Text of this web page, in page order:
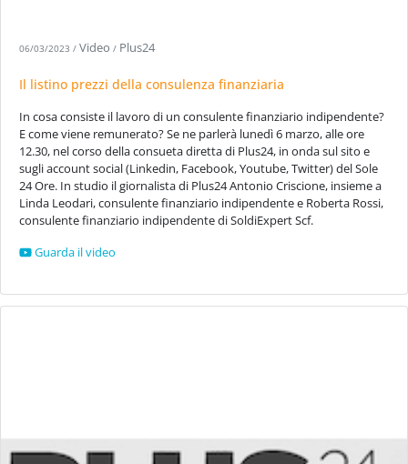
06/03/2023 / Video / Plus24
Il listino prezzi della consulenza finanziaria
In cosa consiste il lavoro di un consulente finanziario indipendente?
E come viene remunerato? Se ne parlerà lunedì 6 marzo, alle ore
12.30, nel corso della consueta diretta di Plus24, in onda sul sito e
sugli account social (Linkedin, Facebook, Youtube, Twitter) del Sole
24 Ore. In studio il giornalista di Plus24 Antonio Criscione, insieme a
Linda Leodari, consulente finanziario indipendente e Roberta Rossi,
consulente finanziario indipendente di SoldiExpert Scf.
Guarda il video